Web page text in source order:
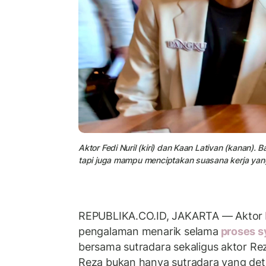
Aktor Fedi Nuril (kiri) dan Kaan Lativan (kanan).
tapi juga mampu menciptakan suasana kerja
REPUBLIKA.CO.ID, JAKARTA — Aktor
pengalaman menarik selama proses
bersama sutradara sekaligus aktor
Reza bukan hanya sutradara yang